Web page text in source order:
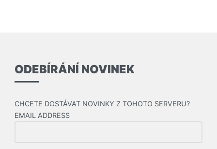
ODEBÍRÁNÍ NOVINEK
CHCETE DOSTÁVAT NOVINKY Z TOHOTO SERVERU?
EMAIL ADDRESS